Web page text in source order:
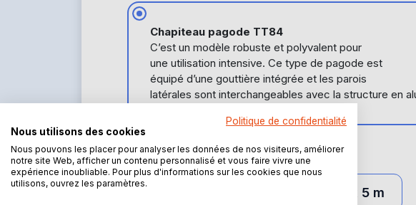
Chapiteau pagode TT84
C’est un modèle robuste et polyvalent pour
une utilisation intensive. Ce type de pagode est
équipé d’une gouttière intégrée et les parois
latérales sont interchangeables avec la structure en
Format : (Nécessaire)
5 x 5 m
Politique de confidentialité
Nous utilisons des cookies
Nous pouvons les placer pour analyser les données de nos visiteurs, améliorer
notre site Web, afficher un contenu personnalisé et vous faire vivre une
expérience inoubliable. Pour plus d'informations sur les cookies que nous
utilisons, ouvrez les paramètres.